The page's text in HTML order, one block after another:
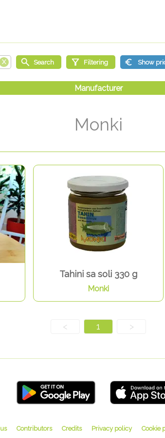
Monki
Tahini sa soli 330 g
Monki
< 1 >